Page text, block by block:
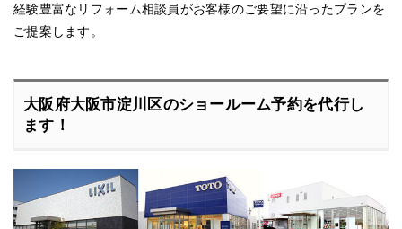
経験豊富なリフォーム相談員がお客様のご要望に沿ったプランを
ご提案します。
大阪府大阪市淀川区のショールーム予約を代行し
ます！